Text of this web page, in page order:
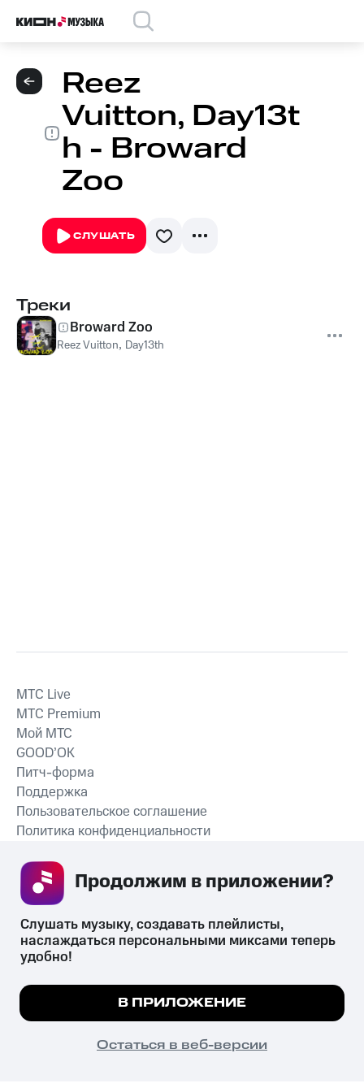
Reez
Vuitton, Day13t
h - Broward
Zoo
СЛУШАТЬ
Треки
Broward Zoo
Reez Vuitton, Day13th
СКАЧАТЬ ПРИЛОЖЕНИЕ
MTС Live
MTС Premium
Мой МТС
GOOD’OK
Питч-форма
Поддержка
Пользовательское соглашение
Политика конфиденциальности
психотропных веществ, их аналогов причиняет вред здоровью,
их незаконный оборот запрещён и влечёт установленную
законодательством ответственность.
© 2026 ООО «КИОН».
Все права защищены
Мы используем куки, чтобы на сайте все
Подробнее
ПОНЯТНО
Слушать музыку, создавать плейлисты,
наслаждаться персональными миксами теперь
удобно!
В ПРИЛОЖЕНИЕ
Остаться в веб-версии